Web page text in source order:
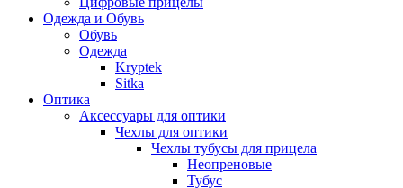
Одежда и Обувь
Обувь
Одежда
Kryptek
Sitka
Оптика
Аксессуары для оптики
Чехлы для оптики
Чехлы тубусы для прицела
Неопреновые
Тубус